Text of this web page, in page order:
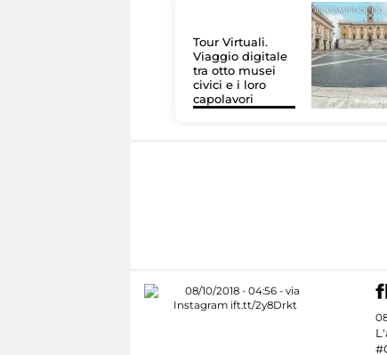
Tour Virtuali.
Viaggio digitale
tra otto musei
civici e i loro
capolavori